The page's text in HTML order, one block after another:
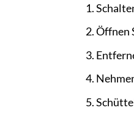
Öffnen